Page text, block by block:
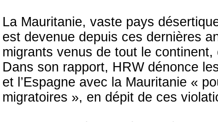
La Mauritanie, vaste pays
est devenue depuis ces dernières
migrants venus de tout le
Dans son rapport, HRW dénonce
et l’Espagne avec la Mauritanie «
migratoires », en dépit de ces